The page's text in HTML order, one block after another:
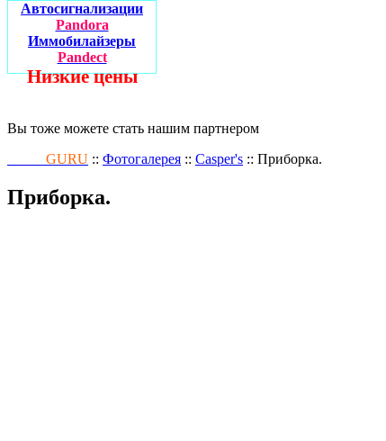
Автосигнализации
Pandora
Иммобилайзеры
Pandect
Низкие цены
Вы тоже можете стать нашим партнером
GURU :: Фотогалерея :: Casper's :: Приборка.
Приборка.